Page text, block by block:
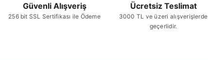
Güvenli Alışveriş
256 bit SSL Sertifikası ile Ödeme
Ücretsiz Teslimat
3000 TL ve üzeri alışverişlerde
geçerlidir.